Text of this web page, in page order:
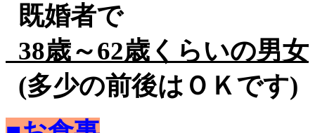
既婚者で
38歳～62歳くらいの男女
(多少の前後はＯＫです)